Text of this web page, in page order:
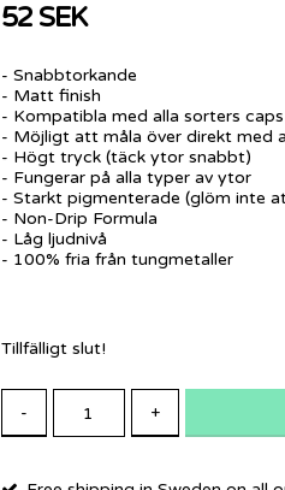
52 SEK
- Snabbtorkande
- Matt finish
- Kompatibla med alla sorters caps
- Möjligt att måla över direkt med
- Högt tryck (täck ytor snabbt)
​- Fungerar på alla typer av ytor
- Starkt pigmenterade (glöm inte
- Non-Drip Formula
- Låg ljudnivå
- 100% fria från tungmetaller
Tillfälligt slut!
- +